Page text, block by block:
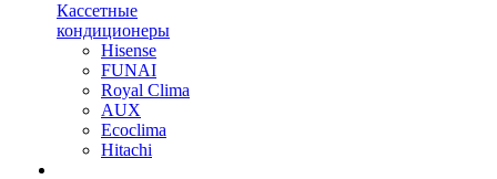
Кассетные
кондиционеры
Hisense
FUNAI
Royal Clima
AUX
Ecoclima
Hitachi